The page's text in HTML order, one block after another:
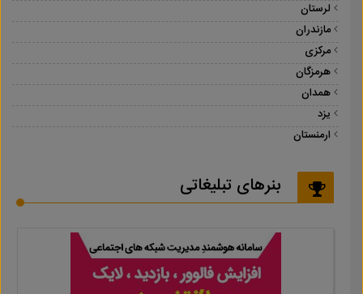
لرستان
مازندران
مرکزی
هرمزگان
همدان
یزد
ارمنستان
بنرهای تبلیغاتی